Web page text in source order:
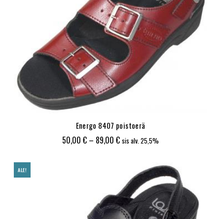
Energo 8407 poistoerä
50,00 € – 89,00 €Hintaluokka:
89,00 €
sis alv. 25,5%
ALE!